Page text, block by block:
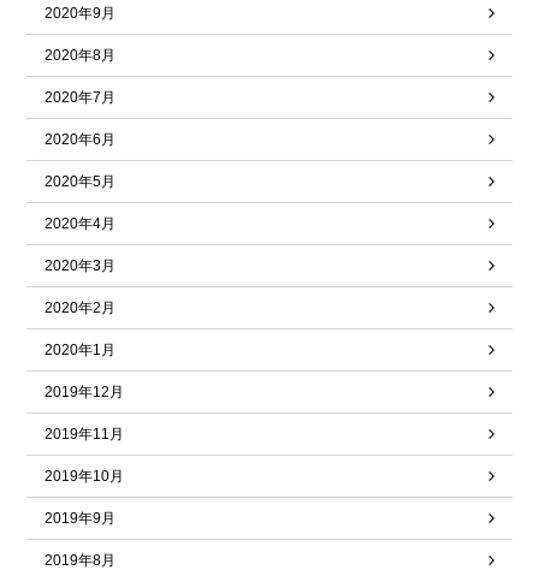
2020年9月
2020年8月
2020年7月
2020年6月
2020年5月
2020年4月
2020年3月
2020年2月
2020年1月
2019年12月
2019年11月
2019年10月
2019年9月
2019年8月